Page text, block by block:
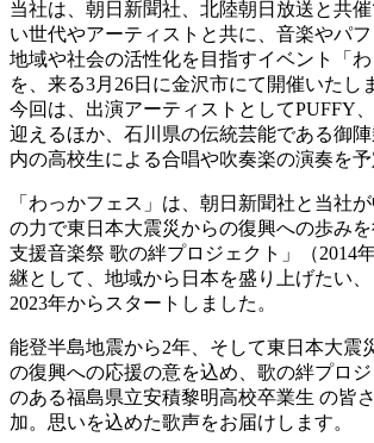
当社は、朝日新聞社、北陸朝日放送と共
い世代やアーティストと共に、音楽やパ
地域や社会の活性化を目指すイベント「わ
を、来る3月26日に金沢市にて開催いたし
今回は、出演アーティストとしてPUFFY
迎えるほか、石川県の伝統芸能である御
内の高校生による合唱や吹奏楽の演奏を予
「わっかフェス」は、朝日新聞社と当社
の力で東日本大震災からの復興への歩み
支援音楽祭 歌の絆プロジェクト」（2014
継として、地域から日本を盛り上げたい
2023年からスタートしました。
能登半島地震から2年、そして東日本大震
の復興への応援の意を込め、歌の絆プロ
のある福島県立安積黎明高校卒業生 の皆
加。思いを込めた歌声をお届けします。